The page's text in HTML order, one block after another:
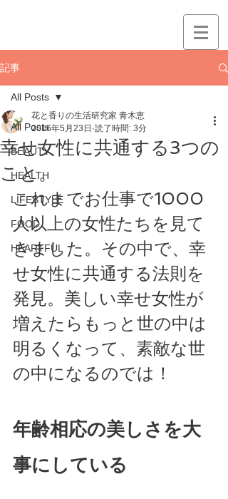
記事
All Posts
BEAUTY
HEALTH
LIFESTYLE
FOOD
HEARTFUL
All Posts
幸せ女性に共通する3つの
こと。
花と香りの生活研究家 青木恵
2016年5月23日 読了時間: 3分
これまでお仕事で1000
人以上の女性たちを見て
きました。その中で、幸
せ女性に共通する法則を
発見。美しい幸せ女性が
増えたらもっと世の中は
明るくなって、素敵な世
の中になるのでは！
年齢相応の美しさを大
事にしている